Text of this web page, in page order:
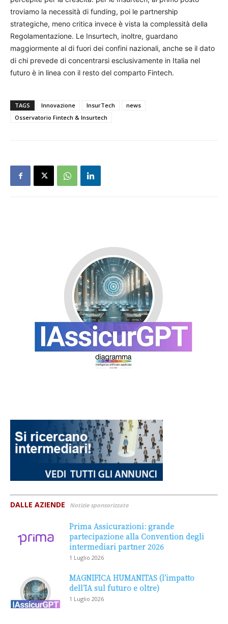
troviamo la necessità di funding, poi le partnership
strategiche, meno critica invece è vista la complessità della
Regolamentazione. Le Insurtech, inoltre, guardano
maggiormente al di fuori dei confini nazionali, anche se il dato
di chi prevede di concentrarsi esclusivamente in Italia nel
futuro è in linea con il resto del comparto Fintech.
TAGS Innovazione InsurTech
news
Osservatorio Fintech & Insurtech
DALLE AZIENDE Notizie sponsorizzate
Prima Assicurazioni: grande
partecipazione alla Convention degli
intermediari partner 2026
1 Luglio 2026
MAGNIFICA HUMANITAS (l’impatto
dell’IA sul futuro e oltre)
1 Luglio 2026